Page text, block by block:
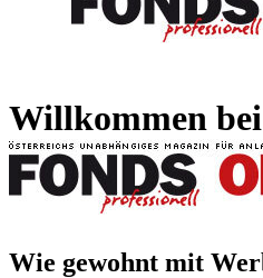
Willkommen bei
Wie gewohnt mit